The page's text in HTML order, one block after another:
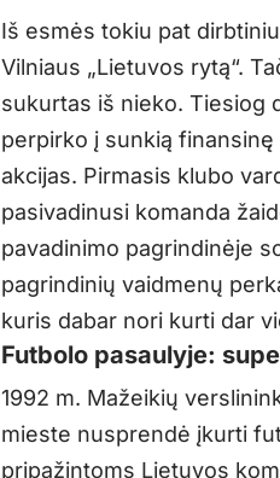
Iš esmės tokiu pat
Vilniaus „Lietuvos rytą“.
sukurtas iš nieko. Tiesiog
perpirko į sunkią
akcijas. Pirmasis klubo
pasivadinusi komanda
pavadinimo pagrindinėje
pagrindinių vaidmenų
kuris dabar nori kurti dar
Futbolo pasaulyje:
1992 m. Mažeikių
mieste nusprendė įkurti
pripažintoms Lietuvos